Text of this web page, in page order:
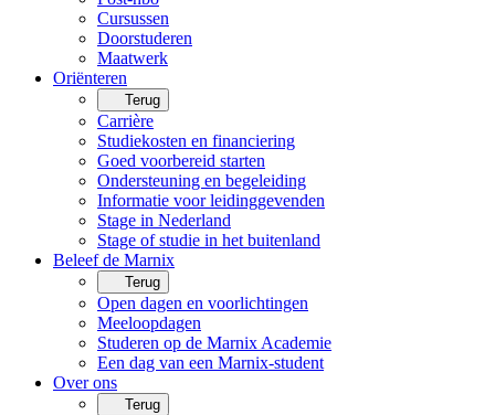
Cursussen
Doorstuderen
Maatwerk
Oriënteren
Terug
Carrière
Studiekosten en financiering
Goed voorbereid starten
Ondersteuning en begeleiding
Informatie voor leidinggevenden
Stage in Nederland
Stage of studie in het buitenland
Beleef de Marnix
Terug
Open dagen en voorlichtingen
Meeloopdagen
Studeren op de Marnix Academie
Een dag van een Marnix-student
Over ons
Terug